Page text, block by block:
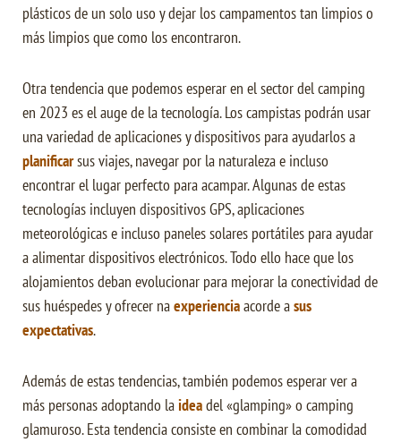
plásticos de un solo uso y dejar los campamentos tan limpios o
más limpios que como los encontraron.
Otra tendencia que podemos esperar en el sector del camping
en 2023 es el auge de la tecnología. Los campistas podrán usar
una variedad de aplicaciones y dispositivos para ayudarlos a
planificarsus viajes, navegar por la naturaleza e incluso
encontrar el lugar perfecto para acampar. Algunas de estas
tecnologías incluyen dispositivos GPS, aplicaciones
meteorológicas e incluso paneles solares portátiles para ayudar
a alimentar dispositivos electrónicos. Todo ello hace que los
alojamientos deban evolucionar para mejorar la conectividad de
sus huéspedes y ofrecer naexperienciaacorde asus
expectativas.
Además de estas tendencias, también podemos esperar ver a
más personas adoptando laideadel «glamping» o camping
glamuroso. Esta tendencia consiste en combinar la comodidad